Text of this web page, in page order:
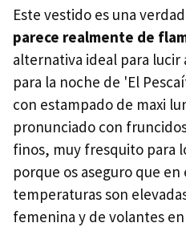
Este vestido es una
parece realmente de
alternativa ideal para lucir
para la noche de 'El
con estampado de maxi
pronunciado con
finos, muy fresquito para
porque os aseguro que
temperaturas son
femenina y de volantes